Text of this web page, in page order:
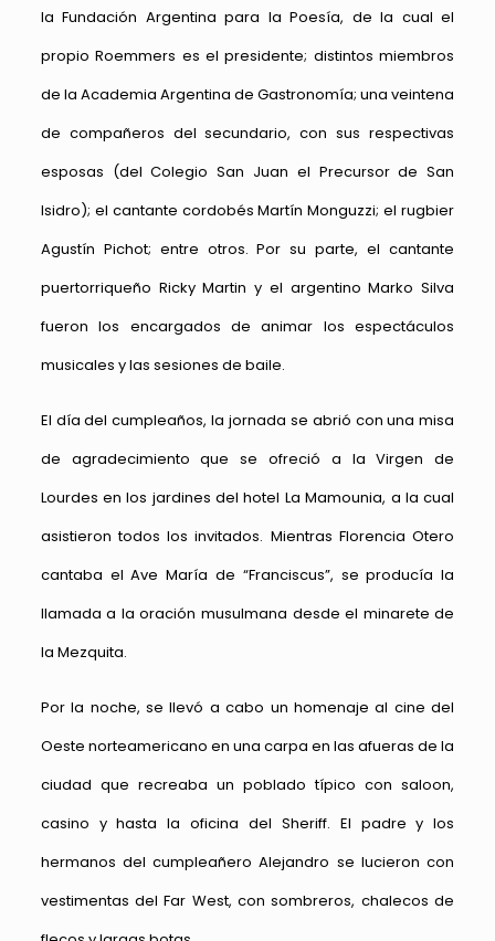
la Fundación Argentina para la Poesía, de la cual el
propio Roemmers es el presidente; distintos miembros
de la Academia Argentina de Gastronomía; una veintena
de compañeros del secundario, con sus respectivas
esposas (del Colegio San Juan el Precursor de San
Isidro); el cantante cordobés Martín Monguzzi; el rugbier
Agustín Pichot; entre otros. Por su parte, el cantante
puertorriqueño Ricky Martin y el argentino Marko Silva
fueron los encargados de animar los espectáculos
musicales y las sesiones de baile.
El día del cumpleaños, la jornada se abrió con una misa
de agradecimiento que se ofreció a la Virgen de
Lourdes en los jardines del hotel La Mamounia, a la cual
asistieron todos los invitados. Mientras Florencia Otero
cantaba el Ave María de “Franciscus”, se producía la
llamada a la oración musulmana desde el minarete de
la Mezquita.
Por la noche, se llevó a cabo un homenaje al cine del
Oeste norteamericano en una carpa en las afueras de la
ciudad que recreaba un poblado típico con saloon,
casino y hasta la oficina del Sheriff. El padre y los
hermanos del cumpleañero Alejandro se lucieron con
vestimentas del Far West, con sombreros, chalecos de